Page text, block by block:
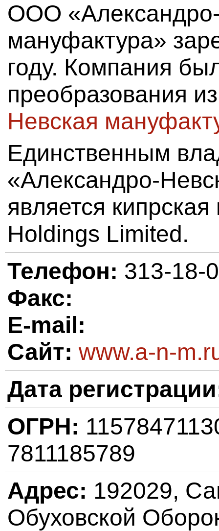
ООО
мануфактура»
году. Компания
преобразования
Невская
Единственным
«Александро-
является
Holdings Limited.
Телефон: 313-18-
Факс:
E-mail:
Сайт: www.a-n-
Дата
ОГРН:
7811185789
Адрес: 192029,
Обуховской